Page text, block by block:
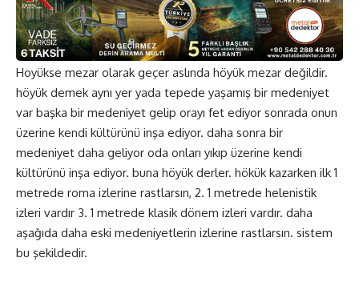
Hoyükse mezar olarak geçer aslında höyük mezar değildir.
höyük demek aynı yer yada tepede yaşamış bir medeniyet
var başka bir medeniyet gelip orayı fet ediyor sonrada onun
üzerine kendi kültürünü inşa ediyor. daha sonra bir
medeniyet daha geliyor oda onları yıkıp üzerine kendi
kültürünü inşa ediyor. buna höyük derler. hökük kazarken ilk 1
metrede roma izlerine rastlarsın, 2. 1 metrede helenistik
izleri vardır 3. 1 metrede klasik dönem izleri vardır. daha
aşağıda daha eski medeniyetlerin izlerine rastlarsın. sistem
bu şekildedir.